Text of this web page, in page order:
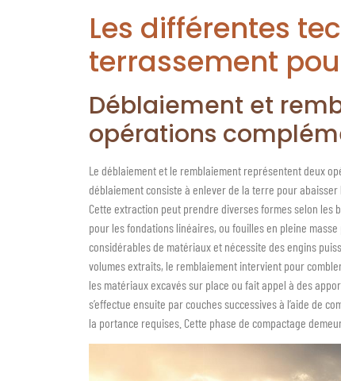
Les différentes
terrassement
Déblaiement et
opérations
Le déblaiement et le remblaiement représentent deux
déblaiement consiste à enlever de la terre pour
Cette extraction peut prendre diverses formes selon
pour les fondations linéaires, ou fouilles en pleine
considérables de matériaux et nécessite des engins
volumes extraits, le remblaiement intervient pour
les matériaux excavés sur place ou fait appel à des
s’effectue ensuite par couches successives à l’aide de
la portance requises. Cette phase de compactage